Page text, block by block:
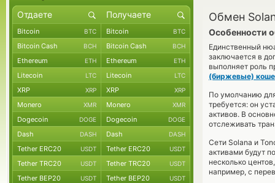
Обмен
Особенности
Единственный
заключается в
выполняет роль
(биржевые)
По умолчанию
требуется: он
активов. В
отслеживать
Сети Solana и
активами будут
несколько
например, с
Bitcoin BTC Bitcoin BTC
Bitcoin Cash BCH Bitcoin Cash BCH
Ethereum ETH Ethereum ETH
Litecoin LTC Litecoin LTC
XRP XRP XRP XRP
Monero XMR Monero XMR
Dogecoin DOGE Dogecoin DOGE
Dash DASH Dash DASH
Tether ERC20 USDT Tether ERC20 USDT
Tether TRC20 USDT Tether TRC20 USDT
Tether BEP20 USDT Tether BEP20 USDT